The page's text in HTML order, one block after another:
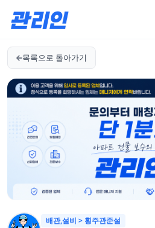
목록으로 돌아가기
배관,설비 > 횡주관준설